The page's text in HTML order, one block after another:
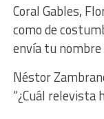
Coral Gables,
como de
envía tu nombre
Néstor
“¿Cuál relevista